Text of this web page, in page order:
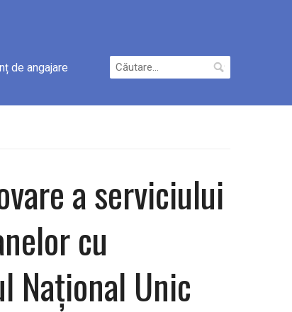
de angajare
Caută
după:
a serviciului
cu
Naţional Unic